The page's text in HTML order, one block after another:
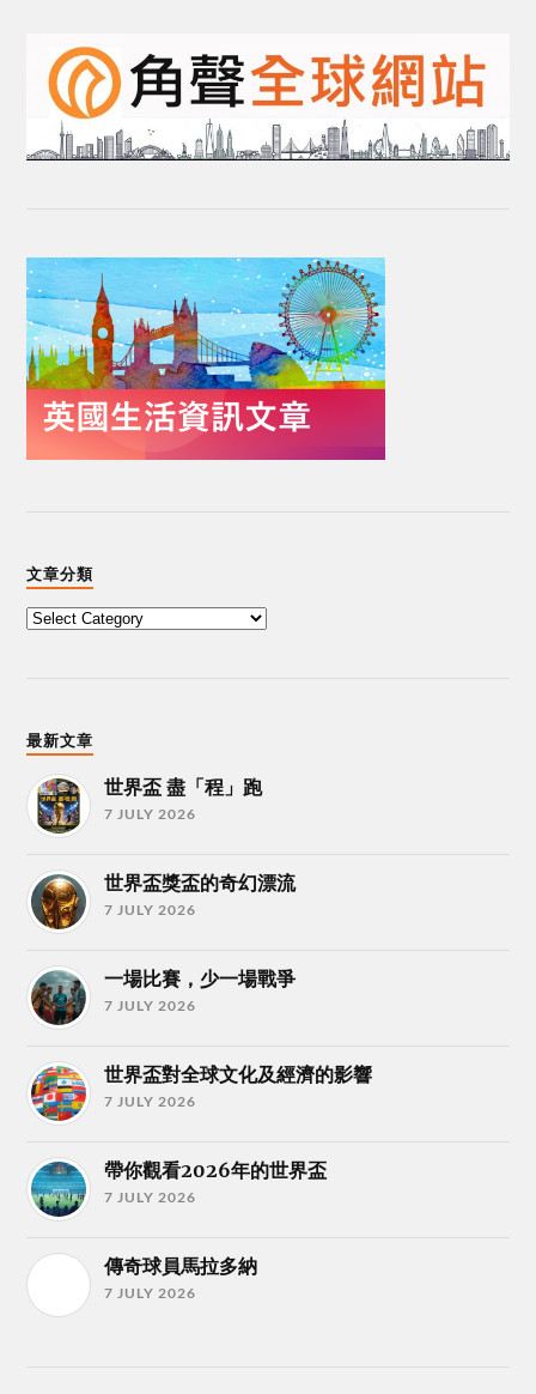
文章分類
最新文章
世界盃 盡「程」跑
7 JULY 2026
世界盃獎盃的奇幻漂流
7 JULY 2026
一場比賽，少一場戰爭
7 JULY 2026
世界盃對全球文化及經濟的影響
7 JULY 2026
帶你觀看2026年的世界盃
7 JULY 2026
傳奇球員馬拉多納
7 JULY 2026